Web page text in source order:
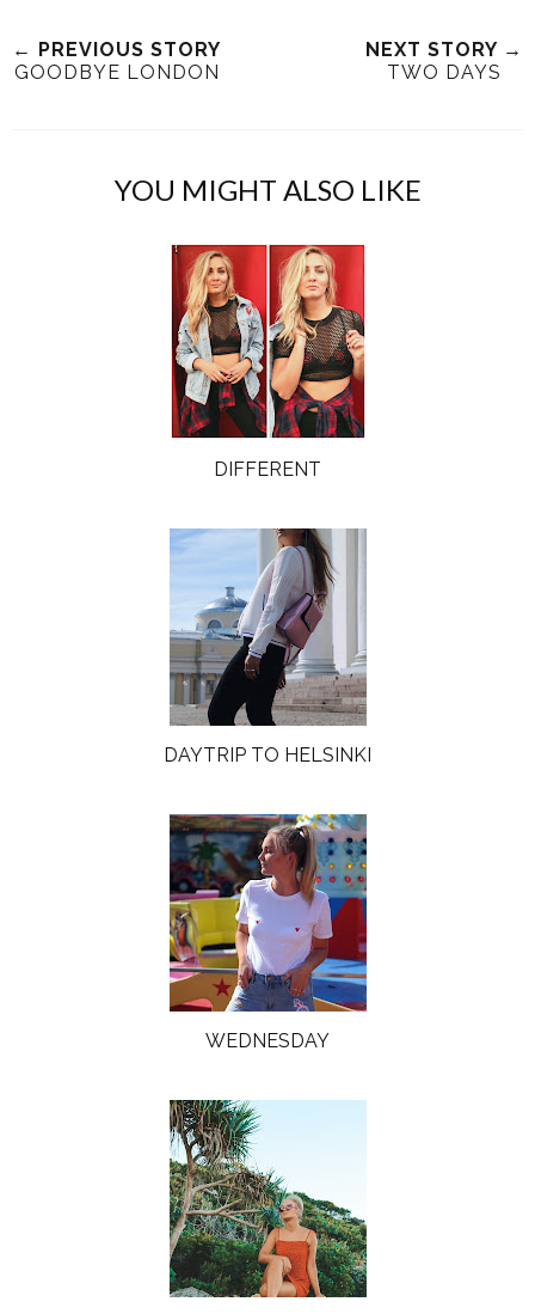
← PREVIOUS STORY
GOODBYE LONDON
NEXT STORY →
TWO DAYS
YOU MIGHT ALSO LIKE
DIFFERENT
DAYTRIP TO HELSINKI
WEDNESDAY